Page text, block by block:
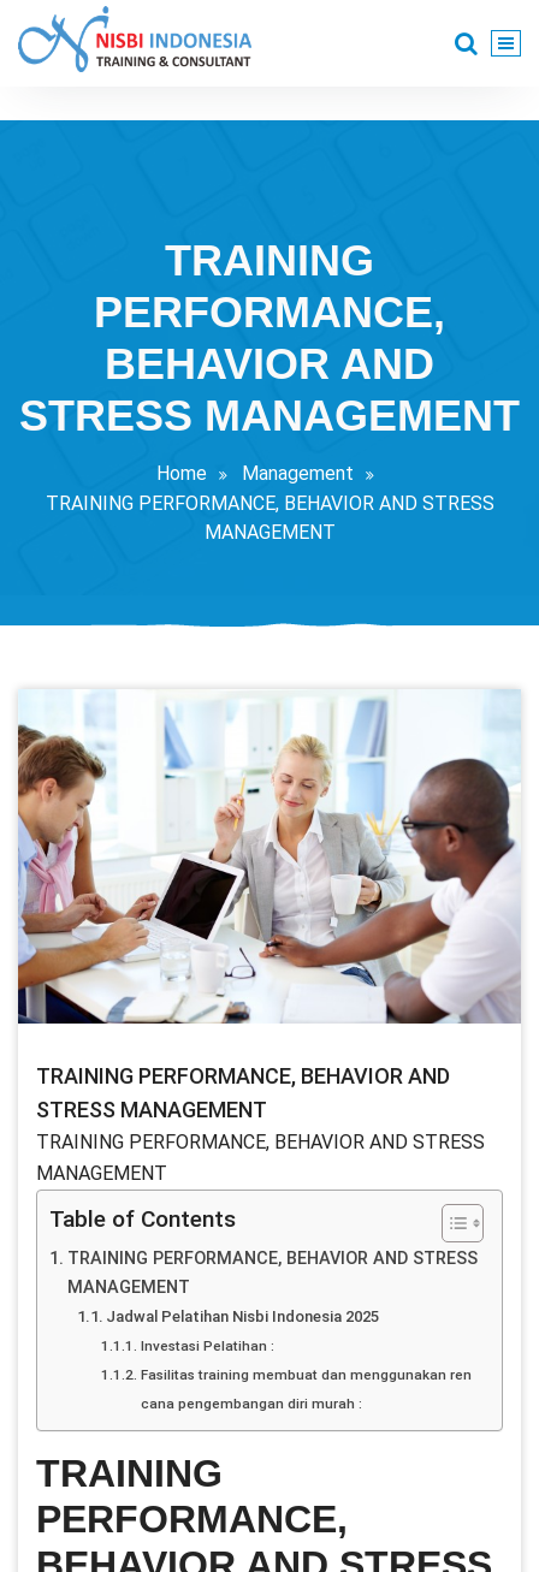
content
TRAINING
PERFORMANCE,
BEHAVIOR AND
STRESS MANAGEMENT
Home
Management
TRAINING PERFORMANCE, BEHAVIOR AND STRESS
MANAGEMENT
TRAINING PERFORMANCE, BEHAVIOR AND
STRESS MANAGEMENT
TRAINING PERFORMANCE, BEHAVIOR AND STRESS
MANAGEMENT
Table of Contents
TRAINING PERFORMANCE, BEHAVIOR AND STRESS
MANAGEMENT
Jadwal Pelatihan Nisbi Indonesia 2025
Investasi Pelatihan :
Fasilitas training membuat dan menggunakan ren
cana pengembangan diri murah :
TRAINING
PERFORMANCE,